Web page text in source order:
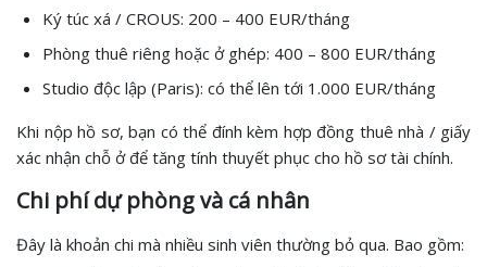
Ký túc xá / CROUS: 200 – 400 EUR/tháng
Phòng thuê riêng hoặc ở ghép: 400 – 800 EUR/tháng
Studio độc lập (Paris): có thể lên tới 1.000 EUR/tháng
Khi nộp hồ sơ, bạn có thể đính kèm hợp đồng thuê nhà / giấy
xác nhận chỗ ở để tăng tính thuyết phục cho hồ sơ tài chính.
Chi phí dự phòng và cá nhân
Đây là khoản chi mà nhiều sinh viên thường bỏ qua. Bao gồm: